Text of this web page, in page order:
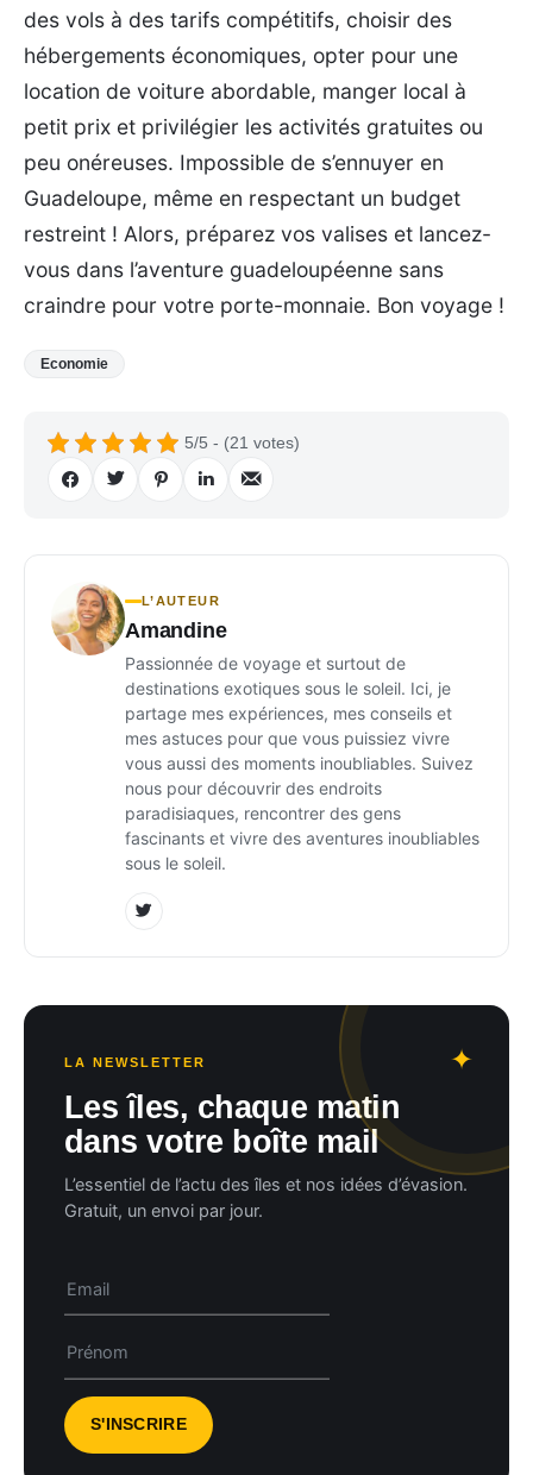
des vols à des tarifs compétitifs, choisir des
hébergements économiques, opter pour une
location de voiture abordable, manger local à
petit prix et privilégier les activités gratuites ou
peu onéreuses. Impossible de s’ennuyer en
Guadeloupe, même en respectant un budget
restreint ! Alors, préparez vos valises et lancez-
vous dans l’aventure guadeloupéenne sans
craindre pour votre porte-monnaie. Bon voyage !
Economie
5/5 - (21 votes)
L’AUTEUR
Amandine
Passionnée de voyage et surtout de
destinations exotiques sous le soleil. Ici, je
partage mes expériences, mes conseils et
mes astuces pour que vous puissiez vivre
vous aussi des moments inoubliables. Suivez
nous pour découvrir des endroits
paradisiaques, rencontrer des gens
fascinants et vivre des aventures inoubliables
sous le soleil.
LA NEWSLETTER
Les îles, chaque matin
dans votre boîte mail
L’essentiel de l’actu des îles et nos idées d’évasion.
Gratuit, un envoi par jour.